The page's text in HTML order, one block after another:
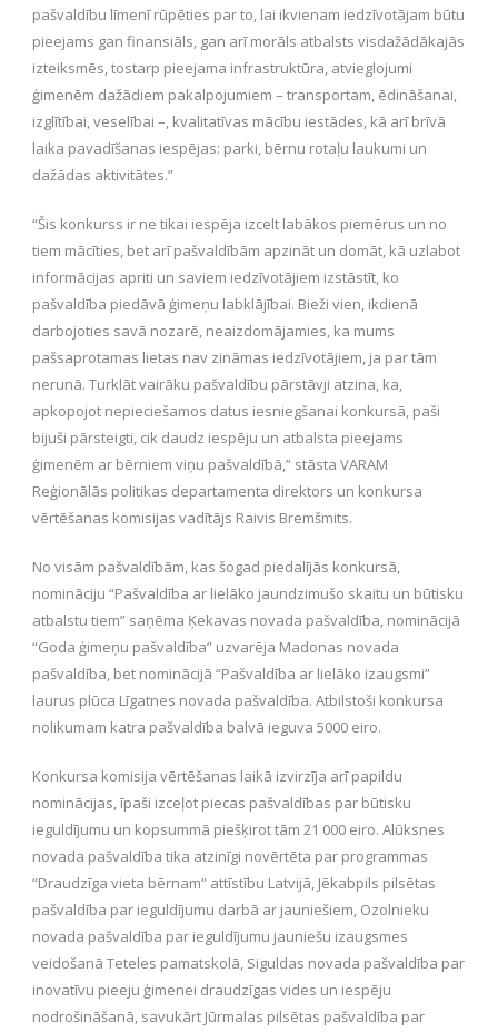
pašvaldību līmenī rūpēties par to, lai ikvienam iedzīvotājam būtu
pieejams gan finansiāls, gan arī morāls atbalsts visdažādākajās
izteiksmēs, tostarp pieejama infrastruktūra, atvieglojumi
ģimenēm dažādiem pakalpojumiem – transportam, ēdināšanai,
izglītībai, veselībai –, kvalitatīvas mācību iestādes, kā arī brīvā
laika pavadīšanas iespējas: parki, bērnu rotaļu laukumi un
dažādas aktivitātes.”
“Šis konkurss ir ne tikai iespēja izcelt labākos piemērus un no
tiem mācīties, bet arī pašvaldībām apzināt un domāt, kā uzlabot
informācijas apriti un saviem iedzīvotājiem izstāstīt, ko
pašvaldība piedāvā ģimeņu labklājībai. Bieži vien, ikdienā
darbojoties savā nozarē, neaizdomājamies, ka mums
pašsaprotamas lietas nav zināmas iedzīvotājiem, ja par tām
nerunā. Turklāt vairāku pašvaldību pārstāvji atzina, ka,
apkopojot nepieciešamos datus iesniegšanai konkursā, paši
bijuši pārsteigti, cik daudz iespēju un atbalsta pieejams
ģimenēm ar bērniem viņu pašvaldībā,” stāsta VARAM
Reģionālās politikas departamenta direktors un konkursa
vērtēšanas komisijas vadītājs Raivis Bremšmits.
No visām pašvaldībām, kas šogad piedalījās konkursā,
nomināciju “Pašvaldība ar lielāko jaundzimušo skaitu un būtisku
atbalstu tiem” saņēma Ķekavas novada pašvaldība, nominācijā
“Goda ģimeņu pašvaldība” uzvarēja Madonas novada
pašvaldība, bet nominācijā “Pašvaldība ar lielāko izaugsmi”
laurus plūca Līgatnes novada pašvaldība. Atbilstoši konkursa
nolikumam katra pašvaldība balvā ieguva 5000 eiro.
Konkursa komisija vērtēšanas laikā izvirzīja arī papildu
nominācijas, īpaši izceļot piecas pašvaldības par būtisku
ieguldījumu un kopsummā piešķirot tām 21 000 eiro. Alūksnes
novada pašvaldība tika atzinīgi novērtēta par programmas
“Draudzīga vieta bērnam” attīstību Latvijā, Jēkabpils pilsētas
pašvaldība par ieguldījumu darbā ar jauniešiem, Ozolnieku
novada pašvaldība par ieguldījumu jauniešu izaugsmes
veidošanā Teteles pamatskolā, Siguldas novada pašvaldība par
inovatīvu pieeju ģimenei draudzīgas vides un iespēju
nodrošināšanā, savukārt Jūrmalas pilsētas pašvaldība par